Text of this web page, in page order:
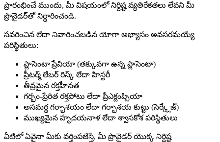
ప్రారంభించే ముందు, మీ విషయంలో నిర్దిష్ట వ్యతిరేకతలు లేవని మీ
ప్రొవైడర్‌తో నిర్ధారించండి.
సవరించిన లేదా నివారించబడిన యోగా అభ్యాసం అవసరమయ్యే
పరిస్థితులు:
ప్లాసెంటా ప్రేవియా (తక్కువగా ఉన్న ప్లాసెంటా)
ప్రీటర్మ్ లేబర్ రిస్క్ లేదా హిస్టరీ
తీవ్రమైన రక్తహీనత
గర్భం-ప్రేరిత రక్తపోటు లేదా ప్రీఎక్లంప్సియా
అసమర్థ గర్భాశయం లేదా గర్భాశయ కుట్టు (సెర్క్లేజ్)
ముఖ్యమైన హృదయనాళ లేదా శ్వాసకోశ పరిస్థితులు
వీటిలో ఏవైనా మీకు వర్తింపజేస్తే, మీ ప్రొవైడర్ యొక్క నిర్దిష్ట